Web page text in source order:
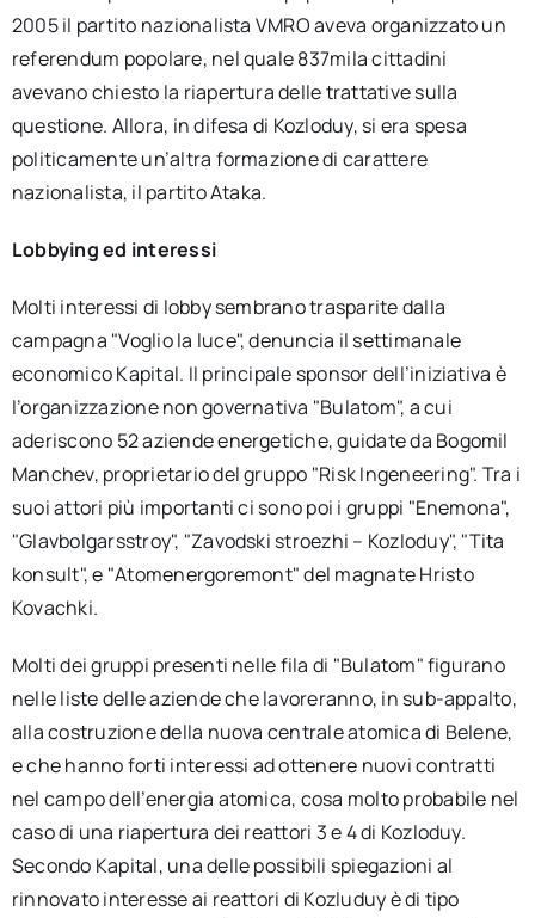
2005 il partito nazionalista VMRO aveva organizzato un
referendum popolare, nel quale 837mila cittadini
avevano chiesto la riapertura delle trattative sulla
questione. Allora, in difesa di Kozloduy, si era spesa
politicamente un’altra formazione di carattere
nazionalista, il partito Ataka.
Lobbying ed interessi
Molti interessi di lobby sembrano trasparite dalla
campagna "Voglio la luce", denuncia il settimanale
economico Kapital. Il principale sponsor dell’iniziativa è
l’organizzazione non governativa "Bulatom", a cui
aderiscono 52 aziende energetiche, guidate da Bogomil
Manchev, proprietario del gruppo "Risk Ingeneering". Tra i
suoi attori più importanti ci sono poi i gruppi "Enemona",
"Glavbolgarsstroy", "Zavodski stroezhi – Kozloduy", "Tita
konsult", e "Atomenergoremont" del magnate Hristo
Kovachki.
Molti dei gruppi presenti nelle fila di "Bulatom" figurano
nelle liste delle aziende che lavoreranno, in sub-appalto,
alla costruzione della nuova centrale atomica di Belene,
e che hanno forti interessi ad ottenere nuovi contratti
nel campo dell’energia atomica, cosa molto probabile nel
caso di una riapertura dei reattori 3 e 4 di Kozloduy.
Secondo Kapital, una delle possibili spiegazioni al
rinnovato interesse ai reattori di Kozluduy è di tipo